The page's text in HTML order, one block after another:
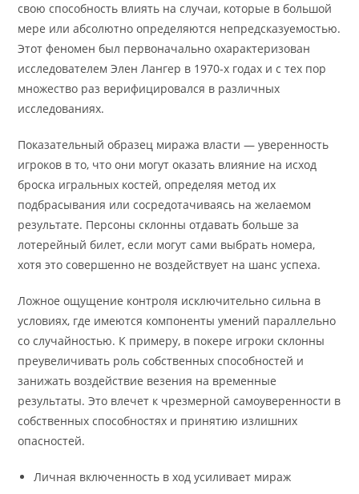
свою способность влиять на случаи, которые в большой
мере или абсолютно определяются непредсказуемостью.
Этот феномен был первоначально охарактеризован
исследователем Элен Лангер в 1970-х годах и с тех пор
множество раз верифицировался в различных
исследованиях.
Показательный образец миража власти — уверенность
игроков в то, что они могут оказать влияние на исход
броска игральных костей, определяя метод их
подбрасывания или сосредотачиваясь на желаемом
результате. Персоны склонны отдавать больше за
лотерейный билет, если могут сами выбрать номера,
хотя это совершенно не воздействует на шанс успеха.
Ложное ощущение контроля исключительно сильна в
условиях, где имеются компоненты умений параллельно
со случайностью. К примеру, в покере игроки склонны
преувеличивать роль собственных способностей и
занижать воздействие везения на временные
результаты. Это влечет к чрезмерной самоуверенности в
собственных способностях и принятию излишних
опасностей.
Личная включенность в ход усиливает мираж